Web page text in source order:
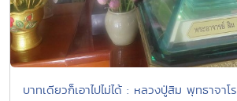
บาทเดียวก็เอาไปไม่ได้ : หลวงปู่สิม พุทธาจาโร